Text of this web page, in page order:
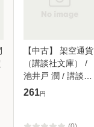
【中古】 架空通貨
（講談社文庫） /
池井戸 潤 / 講談社
[文庫]【メール便送
261円